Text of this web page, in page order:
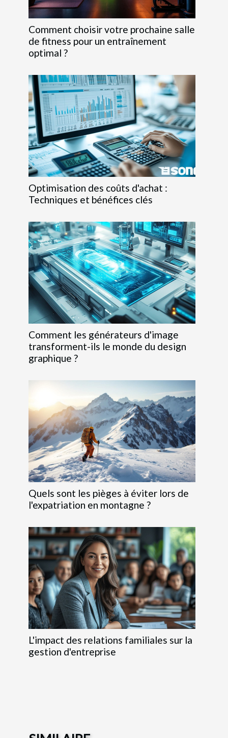
Comment choisir votre prochaine salle
de fitness pour un entraînement
optimal ?
Optimisation des coûts d'achat :
Techniques et bénéfices clés
Comment les générateurs d'image
transforment-ils le monde du design
graphique ?
Quels sont les pièges à éviter lors de
l'expatriation en montagne ?
L'impact des relations familiales sur la
gestion d'entreprise